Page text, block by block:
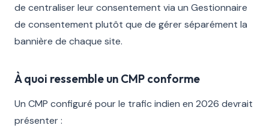
de centraliser leur consentement via un Gestionnaire
de consentement plutôt que de gérer séparément la
bannière de chaque site.
À quoi ressemble un CMP conforme
Un CMP configuré pour le trafic indien en 2026 devrait
présenter :